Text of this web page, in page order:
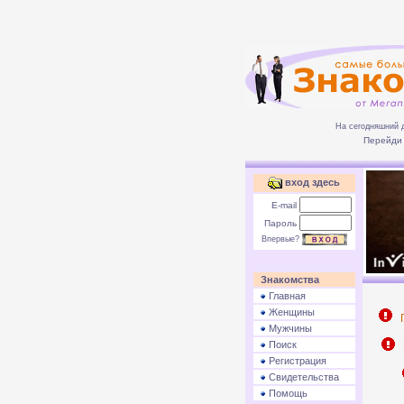
На сегодняшний
Перейди
вход здесь
E-mail
Пароль
Впервые?
Знакомства
Главная
Женщины
Мужчины
Поиск
Регистрация
Свидетельства
Помощь